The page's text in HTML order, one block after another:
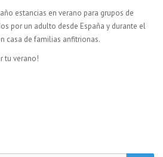
estancias en verano para grupos de
por un adulto desde España y durante el
casa de familias anfitrionas.
tu verano!